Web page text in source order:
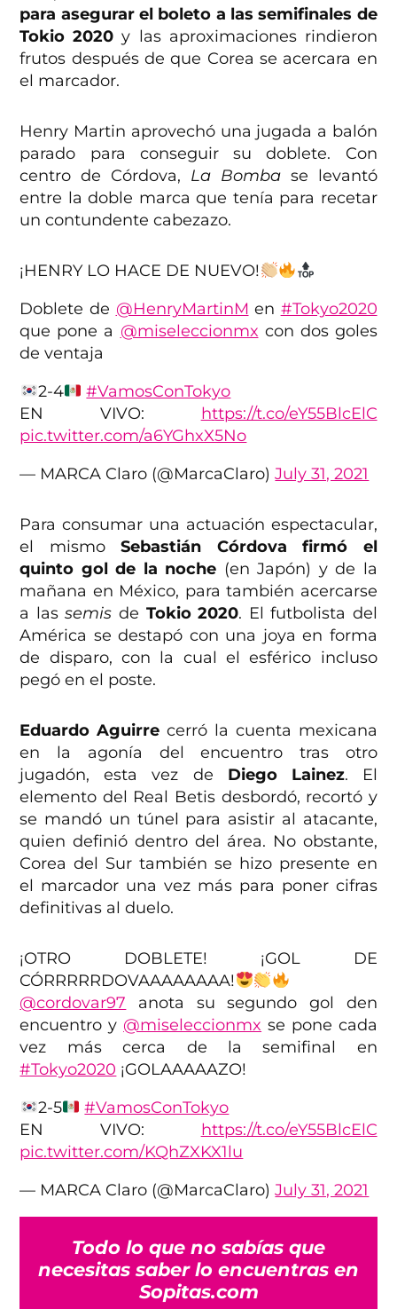
para asegurar el boleto a las semifinales de
Tokio 2020 y las aproximaciones rindieron
frutos después de que Corea se acercara en
el marcador.
Henry Martin aprovechó una jugada a balón
parado para conseguir su doblete. Con
centro de Córdova, La Bombase levantó
entre la doble marca que tenía para recetar
un contundente cabezazo.
¡HENRY LO HACE DE NUEVO!
Doblete de @HenryMartinM en #Tokyo2020
que pone a @miseleccionmx con dos goles
de ventaja
2-4
#VamosConTokyo
EN VIVO: https://t.co/eY55BlcElC
pic.twitter.com/a6YGhxX5No
— MARCA Claro (@MarcaClaro)July 31, 2021
Para consumar una actuación espectacular,
el mismoSebastián Córdova firmó el
quinto gol de la noche (en Japón) y de la
mañana en México, para también acercarse
a lassemis de Tokio 2020. El futbolista del
América se destapó con una joya en forma
de disparo, con la cual el esférico incluso
pegó en el poste.
Eduardo Aguirre cerró la cuenta mexicana
en la agonía del encuentro tras otro
jugadón, esta vez de Diego Lainez. El
elemento del Real Betis desbordó, recortó y
se mandó un túnel para asistir al atacante,
quien definió dentro del área. No obstante,
Corea del Sur también se hizo presente en
el marcador una vez más para poner cifras
definitivas al duelo.
¡OTRO DOBLETE! ¡GOL DE
CÓRRRRRDOVAAAAAAAA!
@cordovar97 anota su segundo gol den
encuentro y @miseleccionmx se pone cada
vez más cerca de la semifinal en
#Tokyo2020 ¡GOLAAAAAZO!
2-5
#VamosConTokyo
EN VIVO: https://t.co/eY55BlcElC
pic.twitter.com/KQhZXKX1lu
— MARCA Claro (@MarcaClaro)July 31, 2021
Todo lo que no sabías que
necesitas saber lo encuentras en
Sopitas.com